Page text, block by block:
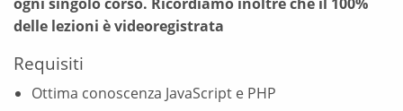
delle lezioni è videoregistrata
Requisiti
Ottima conoscenza JavaScript e PHP